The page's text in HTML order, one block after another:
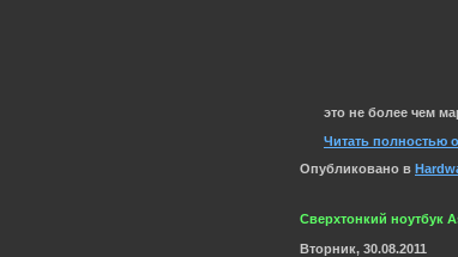
это не более чем
Читать полностью
Опубликовано в
Сверхтонкий ноутбук
Вторник, 30.08.2011